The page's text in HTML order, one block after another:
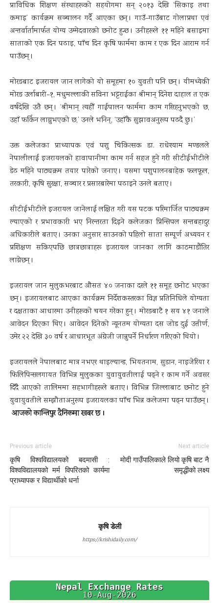
प्राविधिक शिक्षण संस्थाहरूको सहयोगमा सन् २०१३ देखि ‘सिकाइ तथा
कमाइ’ कार्यक्रम सञ्चालन गर्दै आएका छन् । गाउँ–गाउँबाट गोलाप्रथा एवं
अन्तर्वार्तामार्फत योग्य उम्मेदवारको छनोट हुन्छ । उनीहरूले ११ महिने बसाइमा
साताको एक दिन पढाइ, पाँच दिन कृषि फार्ममा काम र एक दिन आराम गर्न
पाउँछन् ।
मोरङबाट इजरायल जान लागेको यो समूहमा १० युवती पनि छन् । यीमध्येकी
मोरङ उर्लाबारी–१, मधुमल्लाकी सविना भट्टराईका श्रीमान् दिनेश दाहाल त एक
वर्षदेखि उतै छन् । ‘श्रीमान् त्यहीँ गाईपालन फार्ममा काम गरिरहनुभएको छ,
उहाँ फर्किन लाग्नुभएको छ,’ उनले भनिन्, ‘उहाँकै सुझावअनुरूप पढदै छु ।’
उक्त कलेजका प्राध्यापक एवं पशु चिकित्सक डा. राधेश्याम मण्डलले
नेपालीलाई इजरायलको हावापानीमा काम गर्न सहज हुने गरी सीटीईभीटीले
डेढ महिने पाठ्यक्रम तयार पारेको जनाए । यसमा पशुपालनबाहेक फलफूल,
तरकारी, कृषि सुरक्षा, सञ्चार र प्रसारबारेमा पढाइने उनले बताए ।
सीटीईभीटीले इजरायल जानेलाई लक्षित गरी यस पटक परिमार्जित पाठ्यक्रम
ल्याएको र प्रभावकारी भए निरन्तरता दिइने कलेजका प्रिन्सिपल सन्तबहादुर
अधिकारीले बताए । उनका अनुसार साउनको पहिलो साता सम्पूर्ण अध्ययन र
प्रशिक्षण सकिएपछि छात्रछात्राहरू इजरायल जानका लागि काठमाडौंतिर
लाग्नेछन् ।
इजरायल जान मुलुकभरबाट औसत ४० जनाका दरले ११ समूह छनोट भएका
छन् । इजरायलबाट आएका कार्यक्रम निर्देशकस्तरका विज्ञ प्रतिनिधिले योग्यता
र दक्षताका आधारमा उनीहरूको चयन गरेका हुन् । मोरङबाटै १ सय ४१ जनाले
आवेदन दिएका थिए । आवेदन दिनेको न्यूनतम योग्यता दस जोड दुई उत्तीर्ण,
उमेर २२ देखि ३० वर्ष र आधारभूत अंग्रेजी जान्नुपर्ने निर्धारण गरिएको थियो ।
इजरायलले नेपालबाट मात्र नभएर थाइल्यान्ड, भियतनाम, सुडान, नाइजेरिया र
फिलिपिन्सलगायत विभिन्न मुलुकका युवायुवतीलाई पढ्ने र काम गर्ने अवसर
दिँदै आएको तालिममा सहभागीहरूले बताए । विभिन्न जिल्लाबाट छनोट हुने
युवायुवतीले सम्झौताअनुरूप इजरायलका पाँच भिन्न कलेजमा पढ्न पाउँछन् ।
आजको कान्तिपुर दैनिकमा खबर छ ।
Previous article
कृषि विश्वविद्यालयको बदमासी :
विश्वविद्यालयको मर्म विपरितको कार्यमा
प्राध्यापक र विद्यार्थीको धर्ना
Next article
मोदी गाउँपालिकाले लियो कृषि बाट नै
समृद्धीको लक्ष्य
कृषि डेली
https://krishidaily.com/